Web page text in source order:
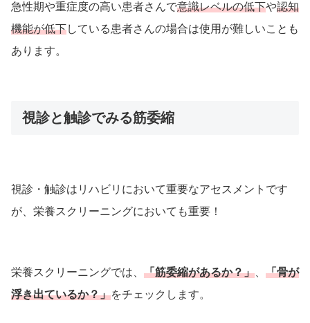
急性期や重症度の高い患者さんで意識レベルの低下や認知
機能が低下している患者さんの場合は使用が難しいことも
あります。
視診と触診でみる筋委縮
視診・触診はリハビリにおいて重要なアセスメントです
が、栄養スクリーニングにおいても重要！
栄養スクリーニングでは、 「筋委縮があるか？」
「骨が
浮き出ているか？」をチェックします。